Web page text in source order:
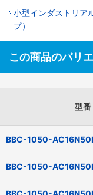
小型インダストリア
プ）
この商品のバリ
型番
BBC-1050-
BBC-1050-